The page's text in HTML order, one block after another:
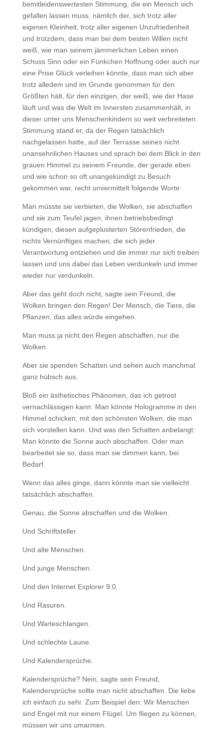
bemitleidenswertesten Stimmung, die ein Mensch sich
gefallen lassen muss, nämlich der, sich trotz aller
eigenen Kleinheit, trotz aller eigenen Unzufriedenheit
und trotzdem, dass man bei dem besten Willen nicht
weiß, wie man seinem jämmerlichen Leben einen
Schuss Sinn oder ein Fünkchen Hoffnung oder auch nur
eine Prise Glück verleihen könnte, dass man sich aber
trotz alledem und im Grunde genommen für den
Größten hält, für den einzigen, der weiß, wie der Hase
läuft und was die Welt im Innersten zusammenhält, in
dieser unter uns Menschenkindern so weit verbreiteten
Stimmung stand er, da der Regen tatsächlich
nachgelassen hatte, auf der Terrasse seines nicht
unansehnlichen Hauses und sprach bei dem Blick in den
grauen Himmel zu seinem Freunde, der gerade eben
und wie schon so oft unangekündigt zu Besuch
gekommen war, recht unvermittelt folgende Worte:
Man müsste sie verbieten, die Wolken, sie abschaffen
und sie zum Teufel jagen, ihnen betriebsbedingt
kündigen, diesen aufgeplusterten Störenfrieden, die
nichts Vernünftiges machen, die sich jeder
Verantwortung entziehen und die immer nur sich treiben
lassen und uns dabei das Leben verdunkeln und immer
wieder nur verdunkeln.
Aber das geht doch nicht, sagte sein Freund, die
Wolken bringen den Regen! Der Mensch, die Tiere, die
Pflanzen, das alles würde eingehen.
Man muss ja nicht den Regen abschaffen, nur die
Wolken.
Aber sie spenden Schatten und sehen auch manchmal
ganz hübsch aus.
Bloß ein ästhetisches Phänomen, das ich getrost
vernachlässigen kann. Man könnte Hologramme in den
Himmel schicken, mit den schönsten Wolken, die man
sich vorstellen kann. Und was den Schatten anbelangt:
Man könnte die Sonne auch abschaffen. Oder man
bearbeitet sie so, dass man sie dimmen kann, bei
Bedarf.
Wenn das alles ginge, dann könnte man sie vielleicht
tatsächlich abschaffen.
Genau, die Sonne abschaffen und die Wolken.
Und Schriftsteller.
Und alte Menschen.
Und junge Menschen.
Und den Internet Explorer 9.0.
Und Rasuren.
Und Warteschlangen.
Und schlechte Laune.
Und Kalendersprüche.
Kalendersprüche? Nein, sagte sein Freund,
Kalendersprüche sollte man nicht abschaffen. Die liebe
ich einfach zu sehr. Zum Beispiel den: Wir Menschen
sind Engel mit nur einem Flügel. Um fliegen zu können,
müssen wir uns umarmen.